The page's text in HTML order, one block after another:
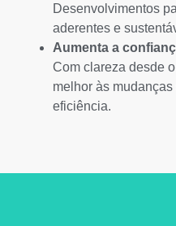
Desenvolvimentos
aderentes e
Aumenta a
Com clareza desde
melhor às
eficiência.